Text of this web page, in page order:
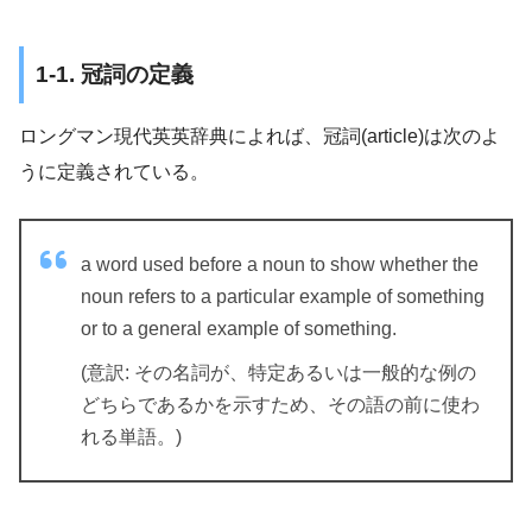
1-1. 冠詞の定義
ロングマン現代英英辞典によれば、冠詞(article)は次のよ
うに定義されている。
a word used before a noun to show whether the
noun refers to a particular example of something
or to a general example of something.
(意訳: その名詞が、特定あるいは一般的な例の
どちらであるかを示すため、その語の前に使わ
れる単語。)